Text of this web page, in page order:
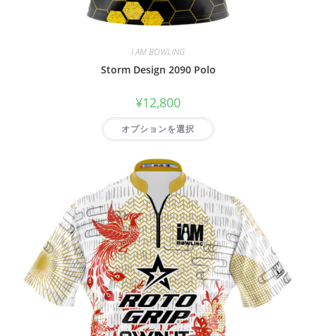
I AM BOWLING
Storm Design 2090 Polo
¥12,800
オプションを選択